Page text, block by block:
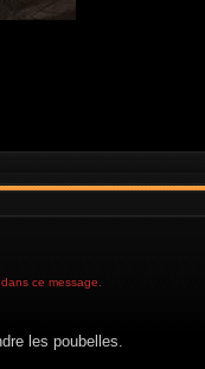
ce message.
les poubelles.